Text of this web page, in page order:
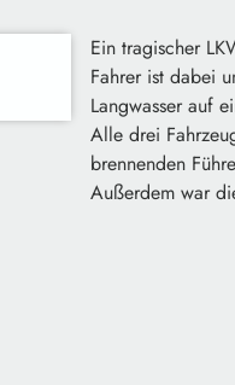
Ein tragischer
Fahrer ist dabei
Langwasser auf
Alle drei
brennenden
Außerdem war